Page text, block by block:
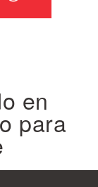
en
para